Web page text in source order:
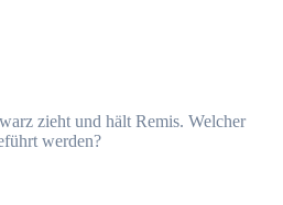
zieht und hält Remis. Welcher
werden?